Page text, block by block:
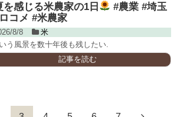
を感じる米農家の1日
#農業 #埼玉
コメ #米農家
8/8
米
う風景を数十年後も残したい.
記事を読む